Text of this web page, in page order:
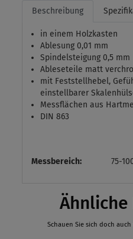
Beschreibung
in einem Holzkasten
Ablesung 0,01 mm
Spindelsteigung 0,5 mm
Ableseteile matt
mit Feststellhebel,
einstellbarer
Messflächen aus
DIN 863
Messbereich: 75-
Schauen Sie sich doch